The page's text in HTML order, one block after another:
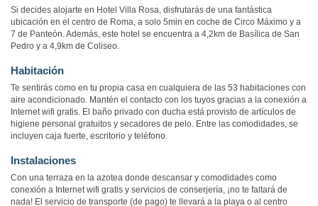
Si decides alojarte en Hotel Villa Rosa, disfrutarás de una fantástica
ubicación en el centro de Roma, a solo 5min en coche de Circo Máximo y a
7 de Panteón. Además, este hotel se encuentra a 4,2km de Basílica de San
Pedro y a 4,9km de Coliseo.
Habitación
Te sentirás como en tu propia casa en cualquiera de las 53 habitaciones con
aire acondicionado. Mantén el contacto con los tuyos gracias a la conexión a
Internet wifi gratis. El baño privado con ducha está provisto de artículos de
higiene personal gratuitos y secadores de pelo. Entre las comodidades, se
incluyen caja fuerte, escritorio y teléfono.
Instalaciones
Con una terraza en la azotea donde descansar y comodidades como
conexión a Internet wifi gratis y servicios de conserjería, ¡no te faltará de
nada! El servicio de transporte (de pago) te llevará a la playa o al centro